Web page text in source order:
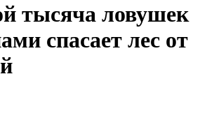
тысяча ловушек
спасает лес от